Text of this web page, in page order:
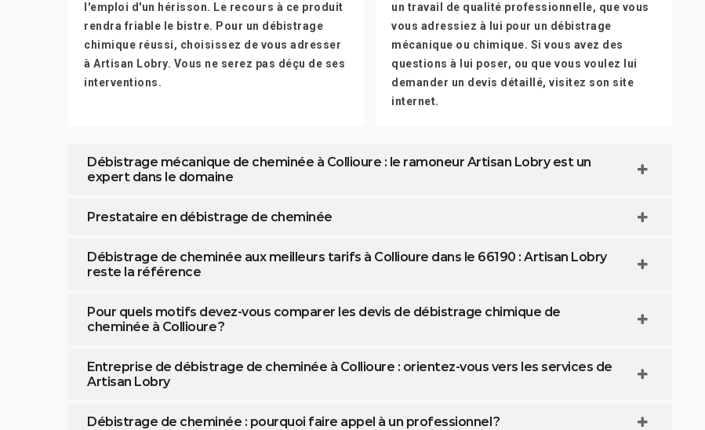
l'emploi d'un hérisson. Le recours à ce produit
rendra friable le bistre. Pour un débistrage
chimique réussi, choisissez de vous adresser
à Artisan Lobry. Vous ne serez pas déçu de ses
interventions.
un travail de qualité professionnelle, que vous
vous adressiez à lui pour un débistrage
mécanique ou chimique. Si vous avez des
questions à lui poser, ou que vous voulez lui
demander un devis détaillé, visitez son site
internet.
Débistrage mécanique de cheminée à Collioure : le ramoneur Artisan Lobry est un
expert dans le domaine
Prestataire en débistrage de cheminée
Débistrage de cheminée aux meilleurs tarifs à Collioure dans le 66190 : Artisan Lobry
reste la référence
Pour quels motifs devez-vous comparer les devis de débistrage chimique de
cheminée à Collioure ?
Entreprise de débistrage de cheminée à Collioure : orientez-vous vers les services de
Artisan Lobry
Débistrage de cheminée : pourquoi faire appel à un professionnel ?